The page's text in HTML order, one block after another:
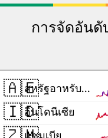
การจัดอัน
🇦🇪 สหรัฐอาหรับเอมิเรตส์
🇮🇩อินโดนีเซีย